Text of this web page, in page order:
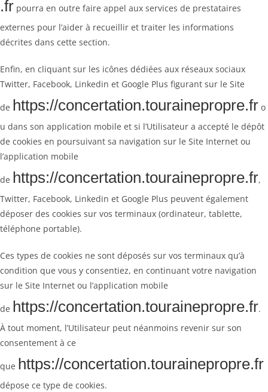
.fr pourra en outre faire appel aux services de prestataires
externes pour l’aider à recueillir et traiter les informations
décrites dans cette section.
Enfin, en cliquant sur les icônes dédiées aux réseaux sociaux
Twitter, Facebook, Linkedin et Google Plus figurant sur le Site
de https://concertation.tourainepropre.fr o
u dans son application mobile et si l’Utilisateur a accepté le dépôt
de cookies en poursuivant sa navigation sur le Site Internet ou
l’application mobile
de https://concertation.tourainepropre.fr,
Twitter, Facebook, Linkedin et Google Plus peuvent également
déposer des cookies sur vos terminaux (ordinateur, tablette,
téléphone portable).
Ces types de cookies ne sont déposés sur vos terminaux qu’à
condition que vous y consentiez, en continuant votre navigation
sur le Site Internet ou l’application mobile
de https://concertation.tourainepropre.fr.
À tout moment, l’Utilisateur peut néanmoins revenir sur son
consentement à ce
que https://concertation.tourainepropre.fr
dépose ce type de cookies.